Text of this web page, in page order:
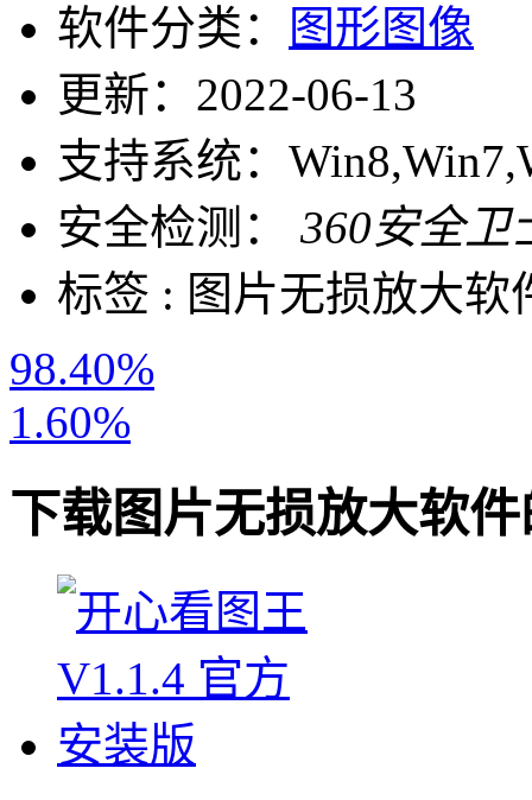
软件分类：
图形图像
更新： 2022-06-13
支持系统：
安全检测：
360安全卫
标签 : 图片无损放大软
98.40%
1.60%
下载图片无损放大软件